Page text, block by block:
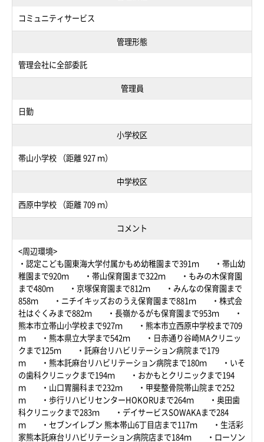
コミュニティサービス
管理形態
管理会社に全部委託
管理員
日勤
小学校区
帯山小学校 （距離 927 ｍ）
中学校区
西原中学校 （距離 709 ｍ）
コメント
<周辺環境>
・認定こども園東海大学付属かもめ幼稚園まで391ｍ ・帯山幼
稚園まで920ｍ ・帯山保育園まで322ｍ ・もみの木保育園
まで480ｍ ・京塚保育園まで812ｍ ・みんなの保育園まで
858ｍ ・ニチイキッズおのうえ保育園まで881ｍ ・株式会
社はぐくみまで882ｍ ・長嶺かるがも保育園まで953ｍ ・
熊本市立帯山小学校まで927ｍ ・熊本市立西原中学校まで709
ｍ ・熊本県立大学まで542ｍ ・日赤通り谷崎MAクリニッ
クまで125ｍ ・託麻台リハビリテーション病院まで179
ｍ ・熊本託麻台リハビリテーション病院まで180ｍ ・いそ
の歯科クリニックまで194ｍ ・おかもとクリニックまで194
ｍ ・山口胃腸科まで232ｍ ・甲斐整骨院帯山院まで252
ｍ ・歩行リハビリセンターHOKORUまで264ｍ ・奥田歯
科クリニックまで283ｍ ・デイサービスSOWAKAまで284
ｍ ・セブンイレブン 熊本帯山6丁目店まで117ｍ ・生活彩
家熊本託麻台リハビリテーション病院店まで184ｍ ・ローソン